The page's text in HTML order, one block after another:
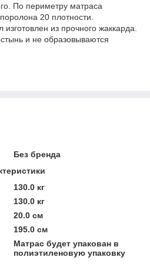
По периметру матраса
20 плотности.
из прочного жаккарда.
и не образовываются
Без бренда
130.0 кг
130.0 кг
20.0 см
195.0 см
Матрас будет упакован в
полиэтиленовую упаковку